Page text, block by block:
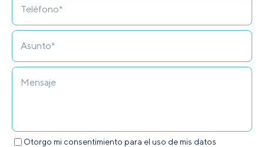
Otorgo mi consentimiento para el uso de mis datos